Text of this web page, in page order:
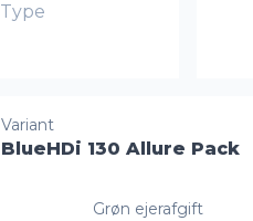
Type
Variant
BlueHDi 130 Allure Pack
Grøn ejerafgift